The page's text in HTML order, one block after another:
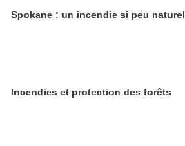
Spokane : un incendie si peu naturel
Incendies et protection des forêts